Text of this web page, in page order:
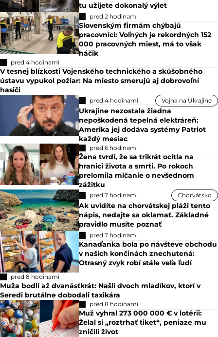
tu užijete dokonalý výlet
pred 2 hodinami
Slovenským firmám chýbajú
pracovníci: Voľných je rekordných 152
000 pracovných miest, má to však
háčik
pred 4 hodinami
V tesnej blízkosti Vojenského technického a skúšobného
ústavu vypukol požiar: Na miesto smerujú aj dobrovoľní
hasiči
pred 4 hodinami Vojna na Ukrajine
Ukrajine nezostala žiadna
nepoškodená tepelná elektráreň:
Amerika jej dodáva systémy Patriot
každý mesiac
pred 6 hodinami
Žena tvrdí, že sa trikrát ocitla na
hranici života a smrti. Po rokoch
prelomila mlčanie o nevšednom
zážitku
pred 7 hodinami Chorvátsko
Ak uvidíte na chorvátskej pláži tento
nápis, nedajte sa oklamať. Základné
pravidlo musíte poznať
pred 7 hodinami
Kanaďanka bola po návšteve obchodu
v našich končinách znechutená:
Otrasný zvyk robí stále veľa ľudí
pred 8 hodinami
Muža bodli až dvanásťkrát: Našli dvoch mladíkov, ktorí v
Seredi brutálne dobodali taxikára
pred 8 hodinami
Muž vyhral 273 000 000 € v lotérii:
Želal si „roztrhať tiket“, peniaze mu
zničili život